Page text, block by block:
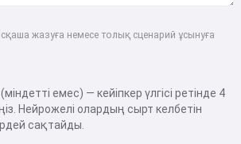
жазуға немесе толық сценарий ұсынуға
емес) — кейіпкер үлгісі ретінде 4
Нейрожелі олардың сырт келбетін
сақтайды.
Мен Storiko 👋